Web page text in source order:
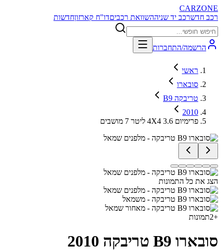
CARZONE
רכב חדשרכב יד שניההשוואת רכביםדו"ח קארזוןחדשות
הרשמה/התחברות
ראשי
סובארו
B9 טריבקה
2010
פרימיום 4X4 3.6 ליטר 7 מושבים
הצג את כל התמונות
+
2תמונות
סובארו B9 טריבקה 2010